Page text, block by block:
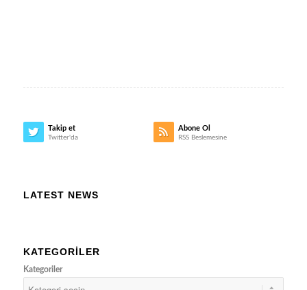
Takip et
Twitter'da
Abone Ol
RSS Beslemesine
LATEST NEWS
KATEGORILER
Kategoriler